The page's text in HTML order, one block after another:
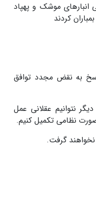
انبارهای موشک و پهپاد
کردند
به نقض مجدد توافق
نتوانیم عقلانی عمل
نظامی تکمیل کنیم.
نخواهند گرفت.